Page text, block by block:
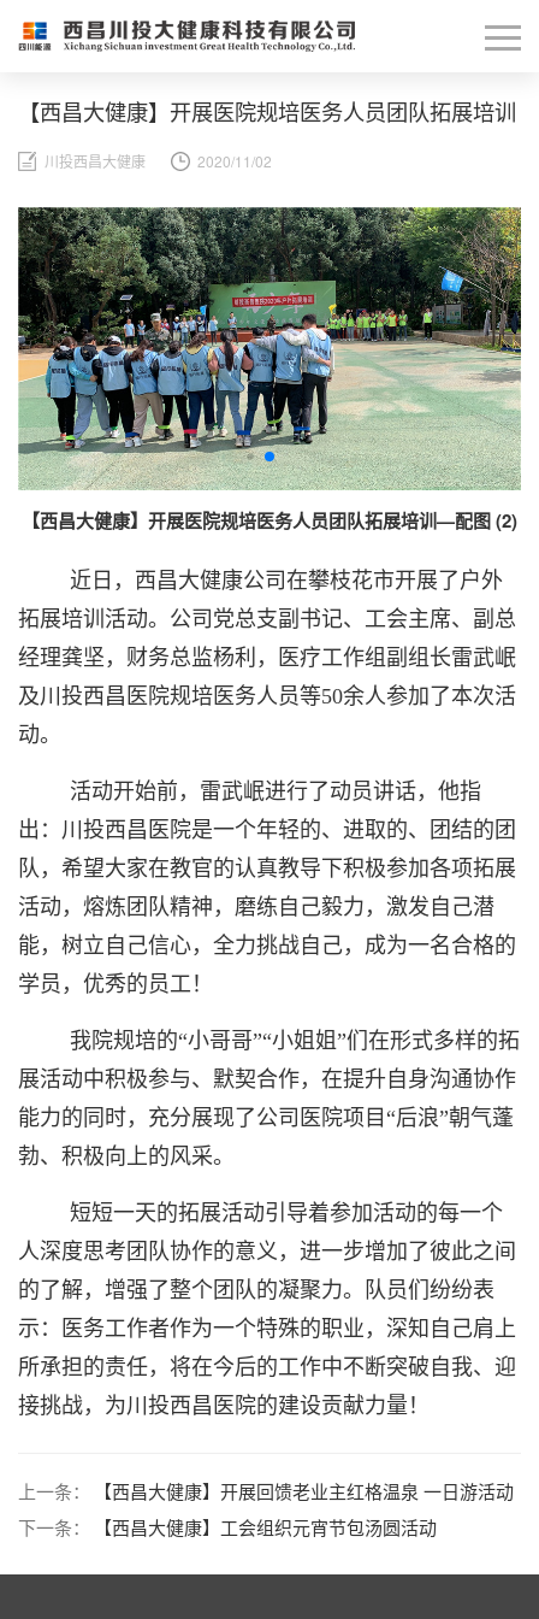
【西昌大健康】开展医院规培医务人员团队拓展培训
川投西昌大健康 2020/11/02
【西昌大健康】开展医院规培医务人员团队拓展培训—配图 (2)
近日 ， 西昌大健康公司在攀枝花市开展了 户外
拓展培训 活动。 公司党总支副书记、工会主席、副总
经理龚坚，财务总监杨利，医疗工作组副组长雷武岷
及川投西昌医院规培医务人员等50余人参加了本次活
动。
活动开始前，雷武岷进行了动员讲话，他指
出：川投西昌医院是一个年轻的、进取的、团结的团
队，希望大家在教官的认真教导下积极参加各项拓展
活动，熔炼团队精神， 磨练自己毅力 ， 激发自己潜
能， 树立自己信心，全力挑战自己，成为一名合格的
学员，优秀的员工！
我院规培的“小哥哥”“小姐姐”们在形式多样的拓
展活动中积极参与、默契合作，在提升自身沟通协作
能力的同时，充分展现了公司医院项目 “后浪”朝气蓬
勃、积极向上的风采。
短短一天的拓展活动引导着参加活动的每一个
人深度思考团队协作的意义，进一步增加了彼此之间
的了解，增强了整个团队的凝聚力。队员们纷纷表
示：医务工作者作为一个特殊的职业，深知自己肩上
所承担的责任，将在今后的工作中不断突破自我、迎
接挑战，为川投西昌医院的建设贡献力量！
上一条：
【西昌大健康】开展回馈老业主红格温泉 一日游活动
下一条：
【西昌大健康】工会组织元宵节包汤圆活动